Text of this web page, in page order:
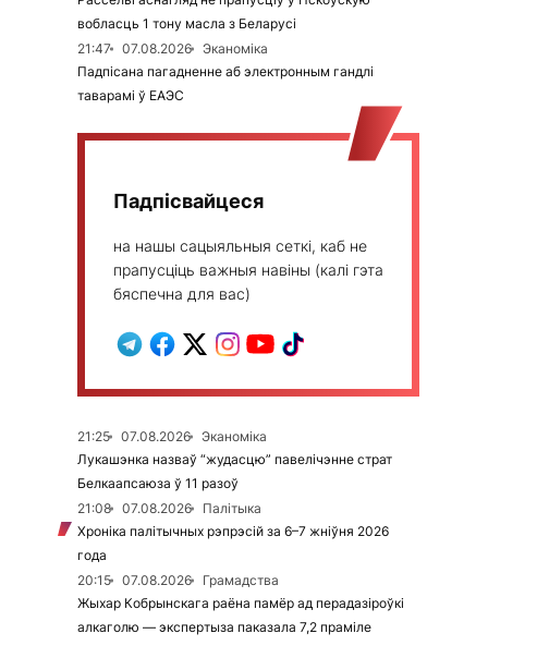
вобласць 1 тону масла з Беларусі
21:47
07.08.2026
Эканоміка
Падпісана пагадненне аб электронным гандлі
таварамі ў ЕАЭС
Падпісвайцеся
на нашы сацыяльныя сеткі, каб не
прапусціць важныя навіны (калі гэта
бяспечна для вас)
21:25 07.08.2026
Эканоміка
Лукашэнка назваў “жудасцю” павелічэнне страт
Белкаапсаюза ў 11 разоў
21:08
07.08.2026
Палітыка
Хроніка палітычных рэпрэсій за 6–7 жніўня 2026
года
20:15
07.08.2026
Грамадства
Жыхар Кобрынскага раёна памёр ад перадазіроўкі
алкаголю — экспертыза паказала 7,2 праміле